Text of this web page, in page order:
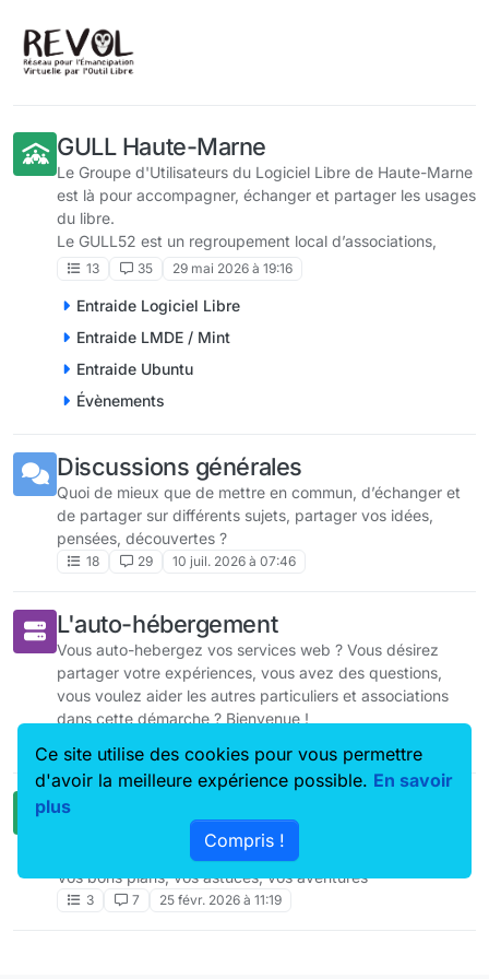
GULL Haute-Marne
Le Groupe d'Utilisateurs du Logiciel Libre de Haute-Marne
est là pour accompagner, échanger et partager les usages
du libre.
Le GULL52 est un regroupement local d’associations,
entreprises et bénévoles promouvant les logiciels libres et
Membres actuelles : la Ligue de l'Enseignement Haute-
Marne ; Ocaz'infos ; Pixel Vert et REVOL.
est administrativement porté par REVOL.
13 35 29 mai 2026 à 19:16
Entraide Logiciel Libre
Entraide LMDE / Mint
Entraide Ubuntu
Évènements
Discussions générales
Quoi de mieux que de mettre en commun, d’échanger et
de partager sur différents sujets, partager vos idées,
pensées, découvertes ?
18 29 10 juil. 2026 à 07:46
L'auto-hébergement
Vous auto-hebergez vos services web ? Vous désirez
partager votre expériences, vous avez des questions,
vous voulez aider les autres particuliers et associations
dans cette démarche ? Bienvenue !
Réparation et réemploi
Recyclons, upcyclons, récupérons, réparons,
Vos bons plans, vos astuces, vos aventures
3 7 25 févr. 2026 à 11:19
Ce site utilise des cookies pour vous permettre
d'avoir la meilleure expérience possible. En savoir
plus
Compris !